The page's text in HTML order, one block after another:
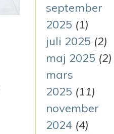
september
2025 (1)
juli 2025 (2)
maj 2025 (2)
mars
2025 (11)
november
2024 (4)